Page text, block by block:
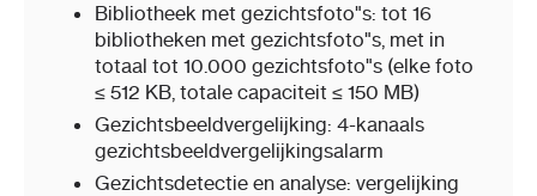
Bibliotheek met gezichtsfoto"s: tot 16
bibliotheken met gezichtsfoto"s, met in
totaal tot 10.000 gezichtsfoto"s (elke foto
≤ 512 KB, totale capaciteit ≤ 150 MB)
Gezichtsbeeldvergelijking: 4-kanaals
gezichtsbeeldvergelijkingsalarm
Gezichtsdetectie en analyse: vergelijking